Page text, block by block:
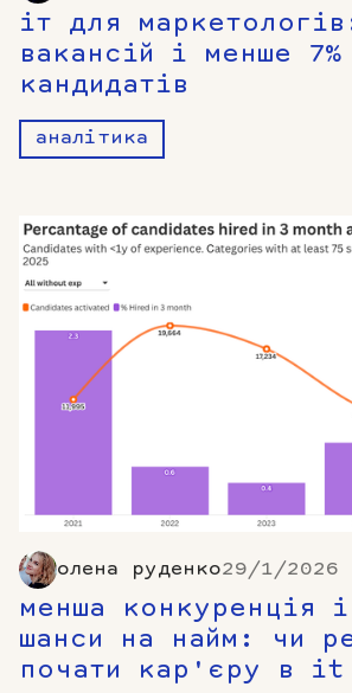
іт для
вакансій і менше 7%
кандидатів
аналітика
олена руденко29/1/2026
менша конкуренція
шанси на найм: чи
почати кар'єру в it